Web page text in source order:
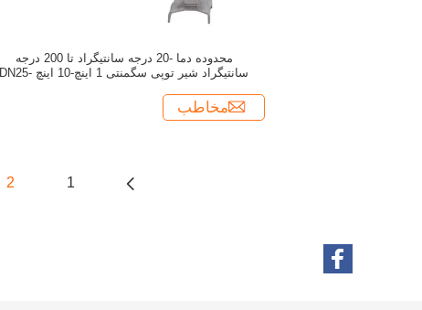
محدوده دما -20 درجه سانتیگراد تا 200 درجه
سانتیگراد شیر توپی سگمنتی 1 اینچ-10 اینچ DN25-
مخاطب
1
2